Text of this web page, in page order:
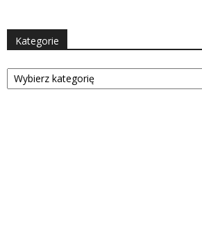
Kategorie
Kategorie